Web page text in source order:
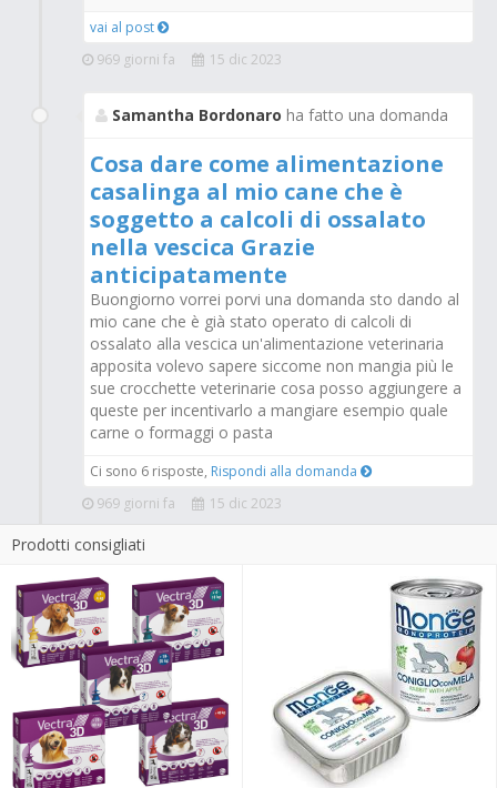
vai al post
969 giorni fa
15 dic 2023
Samantha Bordonaro ha fatto una domanda
Cosa dare come alimentazione
casalinga al mio cane che è
soggetto a calcoli di ossalato
nella vescica Grazie
anticipatamente
Buongiorno vorrei porvi una domanda sto dando al
mio cane che è già stato operato di calcoli di
ossalato alla vescica un'alimentazione veterinaria
apposita volevo sapere siccome non mangia più le
sue crocchette veterinarie cosa posso aggiungere a
queste per incentivarlo a mangiare esempio quale
carne o formaggi o pasta
Ci sono 6 risposte, Rispondi alla domanda
969 giorni fa
15 dic 2023
Prodotti consigliati